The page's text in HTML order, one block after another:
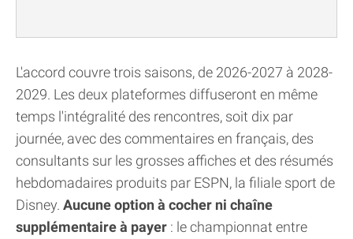
L'accord couvre trois saisons, de 2026-2027 à 2028-
2029. Les deux plateformes diffuseront en même
temps l'intégralité des rencontres, soit dix par
journée, avec des commentaires en français, des
consultants sur les grosses affiches et des résumés
hebdomadaires produits par ESPN, la filiale sport de
Disney. Aucune option à cocher ni chaîne
supplémentaire à payer : le championnat entre